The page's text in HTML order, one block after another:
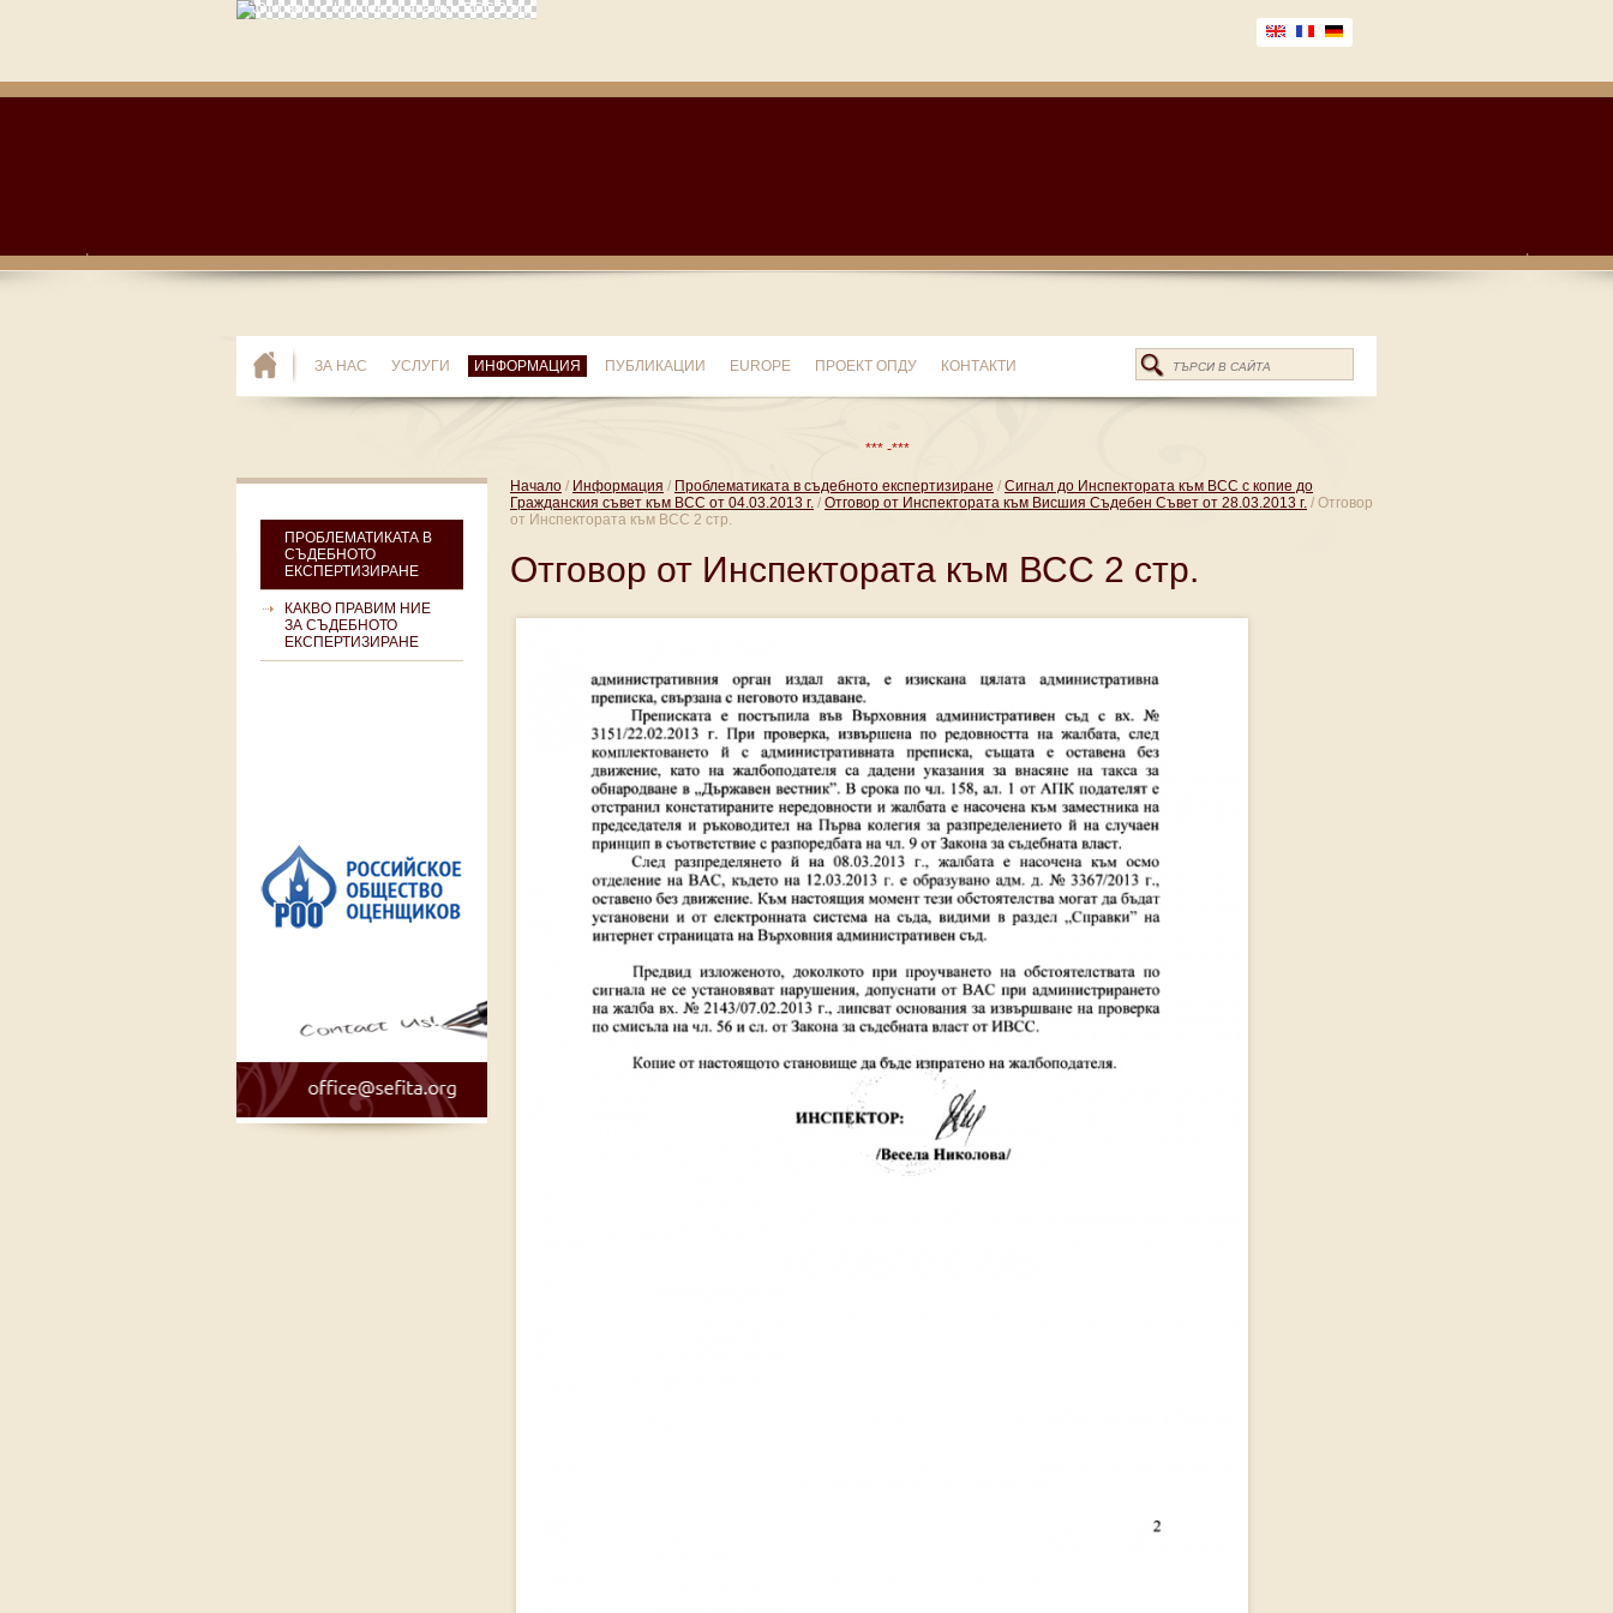
ЗА НАС УСЛУГИ ИНФОРМАЦИЯ ПУБЛИКАЦИИ EUROPE ПРОЕКТ ОПДУ КОНТАКТИ
*** -***
ПРОБЛЕМАТИКАТА В
СЪДЕБНОТО
ЕКСПЕРТИЗИРАНЕ
КАКВО ПРАВИМ НИЕ
ЗА СЪДЕБНОТО
ЕКСПЕРТИЗИРАНЕ
Начало / Информация / Проблематиката в съдебното експертизиране / Сигнал до Инспектората към ВСС с копие до
Гражданския съвет към ВСС от 04.03.2013 г. / Отговор от Инспектората към Висшия Съдебен Съвет от 28.03.2013 г. / Отговор
от Инспектората към ВСС 2 стр.
Отговор от Инспектората към ВСС 2 стр.